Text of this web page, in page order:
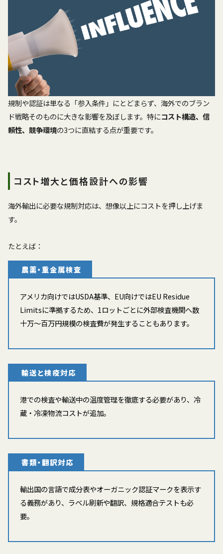
規制や認証は単なる「参入条件」にとどまらず、海外でのブラン
ド戦略そのものに大きな影響を及ぼします。特にコスト構造、信
頼性、競争環境の3つに直結する点が重要です。
コスト増大と価格設計への影響
海外輸出に必要な規制対応は、想像以上にコストを押し上げま
す。
たとえば：
農薬・重金属検査
アメリカ向けではUSDA基準、EU向けではEU Residue
Limitsに準拠するため、1ロットごとに外部検査機関へ数
十万〜百万円規模の検査費が発生することもあります。
輸送と検疫対応
港での検査や輸送中の温度管理を徹底する必要があり、冷
蔵・冷凍物流コストが追加。
書類・翻訳対応
輸出国の言語で成分表やオーガニック認証マークを表示す
る義務があり、ラベル刷新や翻訳、規格適合テストも必
要。